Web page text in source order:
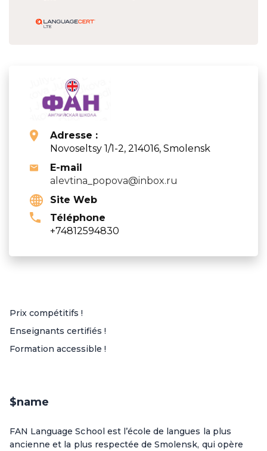
Adresse :
Novoseltsy 1/1-2, 214016, Smolensk
E-mail
alevtina_popova@inbox.ru
Site Web
Téléphone
+74812594830
Prix compétitifs !
Enseignants certifiés !
Formation accessible !
$name
FAN Language School est l’école de langues la plus
ancienne et la plus respectée de Smolensk, qui opère